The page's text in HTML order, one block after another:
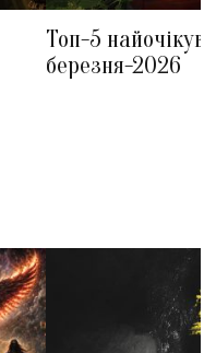
Топ-5
березня-2026